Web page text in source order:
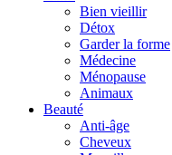
Bien vieillir
Détox
Garder la forme
Médecine
Ménopause
Animaux
Beauté
Anti-âge
Cheveux